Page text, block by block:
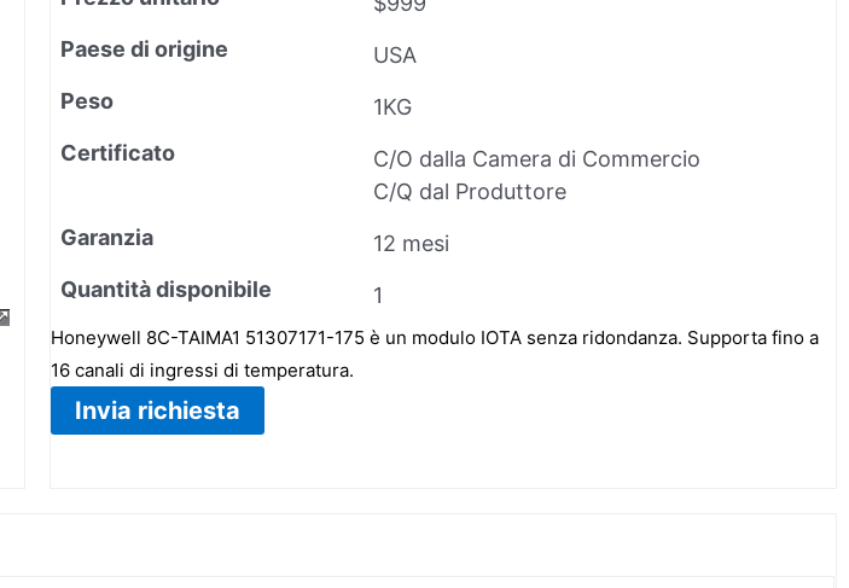
Paese di origine
USA
Peso
1KG
Certificato
C/O dalla Camera di Commercio
C/Q dal Produttore
Garanzia
12 mesi
Quantità disponibile
1
Honeywell 8C-TAIMA1 51307171-175 è un modulo IOTA senza ridondanza. Supporta fino a
16 canali di ingressi di temperatura.
Invia richiesta